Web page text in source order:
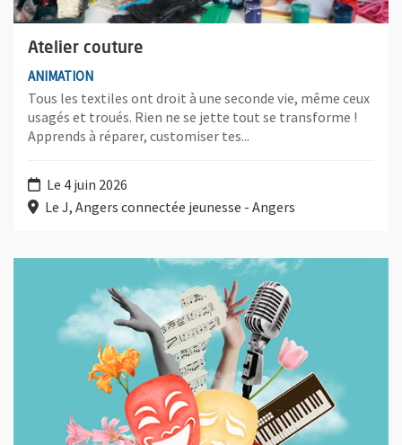
Atelier couture
ANIMATION
Tous les textiles ont droit à une seconde vie, même ceux
usagés et troués. Rien ne se jette tout se transforme !
Apprends à réparer, customiser tes...
Le 4 juin 2026
Le J, Angers connectée jeunesse - Angers
Plus d'information sur l'évènement : Festival Printemps des